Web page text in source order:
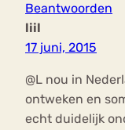
Beantwoorden
liil
17 juni, 2015
@L nou in
ontweken en
echt duidelijk